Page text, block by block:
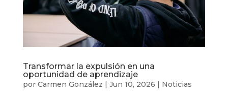
Transformar la expulsión en una
oportunidad de aprendizaje
por Carmen González | Jun 10, 2026 | Noticias